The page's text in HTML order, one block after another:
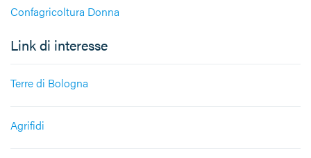
Confagricoltura Donna
Link di interesse
Terre di Bologna
Agrifidi